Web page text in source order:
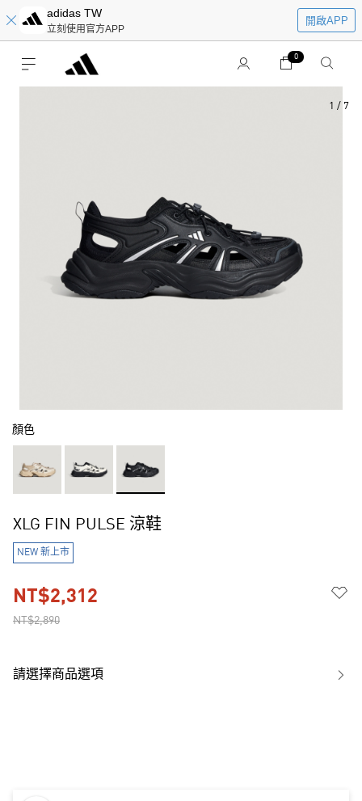
adidas TW
立刻使用官方APP
開啟APP
0
1 / 7
顏色
XLG FIN PULSE 涼鞋
NEW 新上市
NT$2,890
NT$2,312
請選擇商品選項